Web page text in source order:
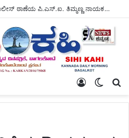
ರಾಯಚೂರು ಗ್ರಾಮಾಂತರ ಪೊಲೀಸ್ ಠಾಣೆಯ ಪಿ.ಎಸ್.ಐ. ತಿಮ್ಮಣ್ಣ ನಾಯಕ ಅವರಿಂದ – ಕಾರುಣ್ಯಾಶ್ರಮಕ್ಕೆ ಸಹಾಯದ ಸೌಜನ್ಯ.
Switch
Log